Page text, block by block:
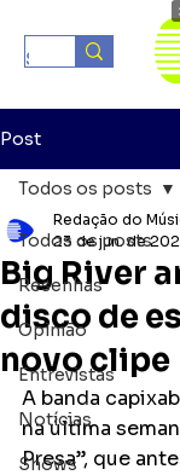
Post
Todos os posts
Resenhas
Opinião
Entrevistas
Notícias
Shows
Todos os posts
Big River
disco de
novo clipe
Redação do
23 de jun. de
A banda
na última
Presa”, que